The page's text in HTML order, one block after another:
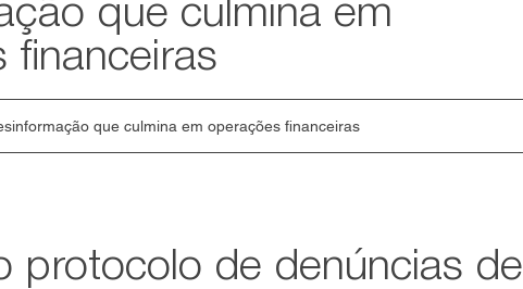
que culmina em
financeiras
que culmina em operações financeiras
protocolo de denúncias de